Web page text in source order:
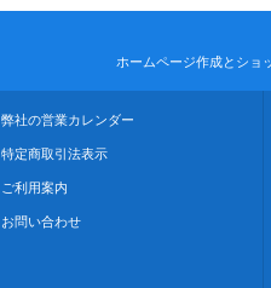
ホームページ作成とショ
弊社の営業カレンダー
特定商取引法表示
ご利用案内
お問い合わせ